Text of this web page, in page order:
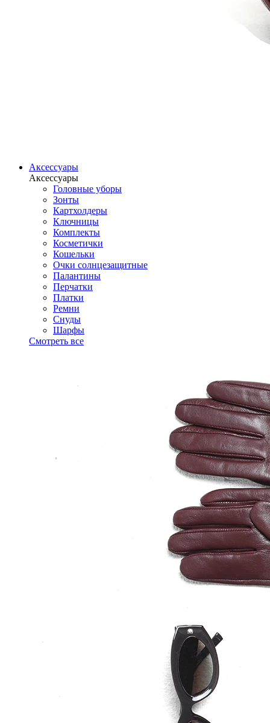
Аксессуары
Аксессуары
Головные уборы
Зонты
Картхолдеры
Ключницы
Комплекты
Косметички
Кошельки
Очки солнцезащитные
Палантины
Перчатки
Платки
Ремни
Снуды
Шарфы
Смотреть все